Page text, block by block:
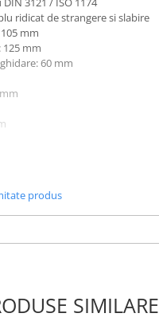
ridicat de strangere si slabire
mm
mm
60 mm
molibden
actionare: 20 mm (3/4")
g
produs
SIMILARE